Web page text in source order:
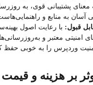
معنای پشتیبانی قوی، به
آسان به منابع و
قبول: با رعایت اصول
امنیتی معتبر و
وردپرس را به خوبی حفظ
بر هزینه و